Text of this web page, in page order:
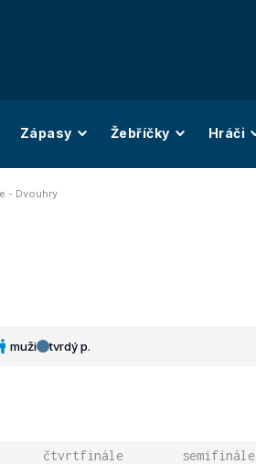
Zápasy Žebříčky Hráči
- Dvouhry
muži tvrdý p.
čtvrtfinále semifinále